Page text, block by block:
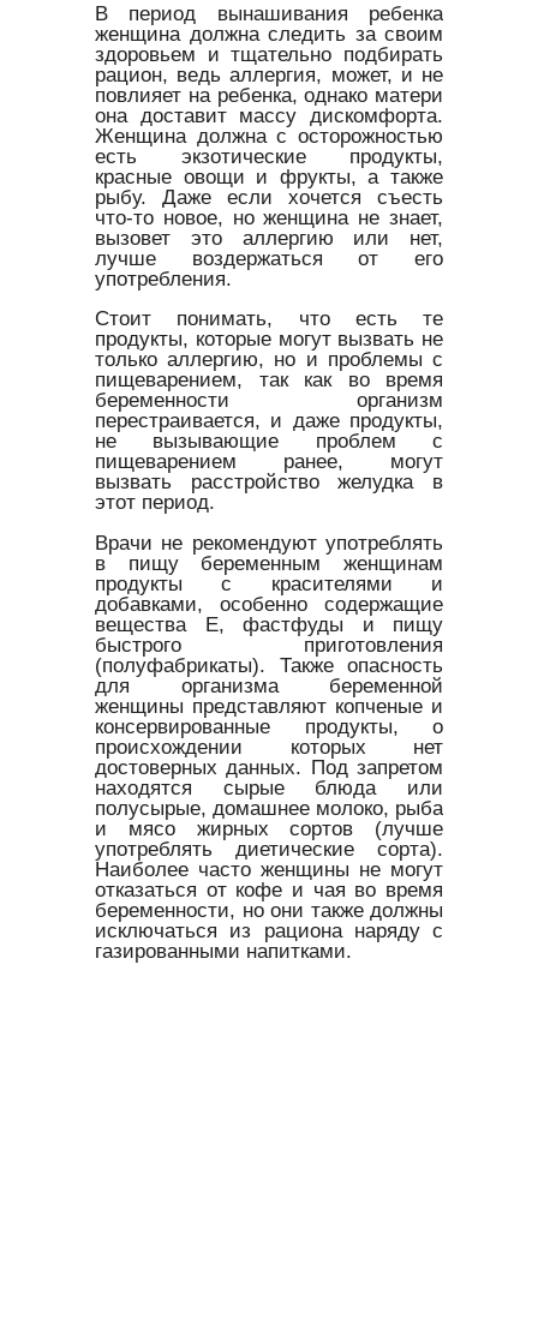
В период вынашивания ребенка
женщина должна следить за своим
здоровьем и тщательно подбирать
рацион, ведь аллергия, может, и не
повлияет на ребенка, однако матери
она доставит массу дискомфорта.
Женщина должна с осторожностью
есть экзотические продукты,
красные овощи и фрукты, а также
рыбу. Даже если хочется съесть
что-то новое, но женщина не знает,
вызовет это аллергию или нет,
лучше воздержаться от его
употребления.
Стоит понимать, что есть те
продукты, которые могут вызвать не
только аллергию, но и проблемы с
пищеварением, так как во время
беременности организм
перестраивается, и даже продукты,
не вызывающие проблем с
пищеварением ранее, могут
вызвать расстройство желудка в
этот период.
Врачи не рекомендуют употреблять
в пищу беременным женщинам
продукты с красителями и
добавками, особенно содержащие
вещества Е, фастфуды и пищу
быстрого приготовления
(полуфабрикаты). Также опасность
для организма беременной
женщины представляют копченые и
консервированные продукты, о
происхождении которых нет
достоверных данных. Под запретом
находятся сырые блюда или
полусырые, домашнее молоко, рыба
и мясо жирных сортов (лучше
употреблять диетические сорта).
Наиболее часто женщины не могут
отказаться от кофе и чая во время
беременности, но они также должны
исключаться из рациона наряду с
газированными напитками.